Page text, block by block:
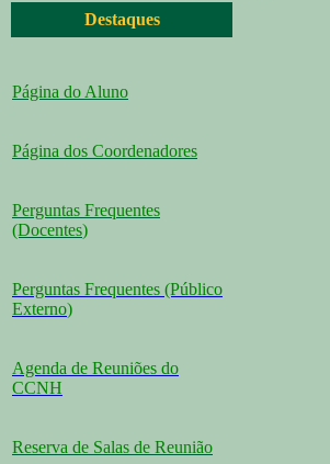
Destaques
Página do Aluno
Página dos Coordenadores
Perguntas Frequentes
(Docentes)
Perguntas Frequentes (Público
Externo)
Agenda de Reuniões do
CCNH
Reserva de Salas de Reunião